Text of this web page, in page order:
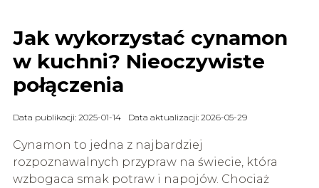
Jak wykorzystać cynamon
w kuchni? Nieoczywiste
połączenia
Data publikacji: 2025-01-14 Data aktualizacji: 2026-05-29
Cynamon to jedna z najbardziej
rozpoznawalnych przypraw na świecie, która
wzbogaca smak potraw i napojów. Chociaż